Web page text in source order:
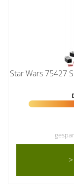
Star Wars 75427